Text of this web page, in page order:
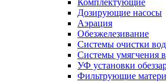
Комплектующие
Дозирующие насосы
Аэрация
Обезжелезивание
Системы очистки
Системы умягчения
УФ установки
Фильтрующие